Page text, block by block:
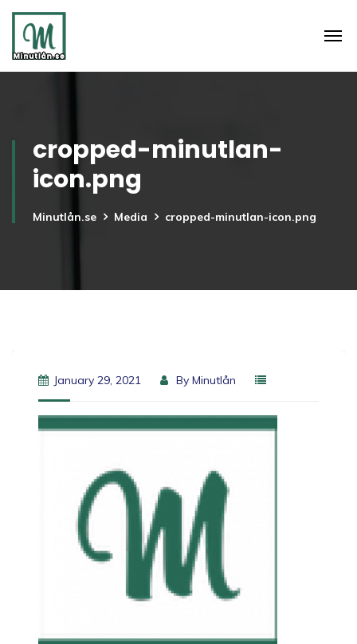
cropped-minutlan-
icon.png
Minutlån.se Media cropped-minutlan-icon.png
January 29, 2021 By Minutlån